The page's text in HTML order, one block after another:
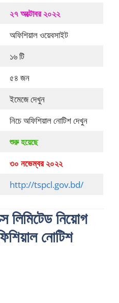
২৭ অক্টোবর ২০২২
অফিশিয়াল ওয়েবসাইট
১৬ টি
৫৪ জন
ইমেজে দেখুন
নিচে অফিশিয়াল নোটিশ দেখুন
শুরু হয়েছে
৩০ নভেম্বর ২০২২
http://tspcl.gov.bd/
লিমিটেড নিয়োগ
নোটিশ